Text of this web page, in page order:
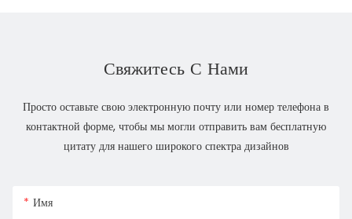
Свяжитесь С Нами
Просто оставьте свою электронную почту или номер телефона в
контактной форме, чтобы мы могли отправить вам бесплатную
цитату для нашего широкого спектра дизайнов
Имя